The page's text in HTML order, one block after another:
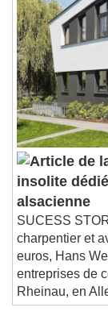
Audio
This is a
and
Text
Color
insolite
alsacienne
SUCESS
charpentier et
euros, Hans
entreprises de
Rheinau, en